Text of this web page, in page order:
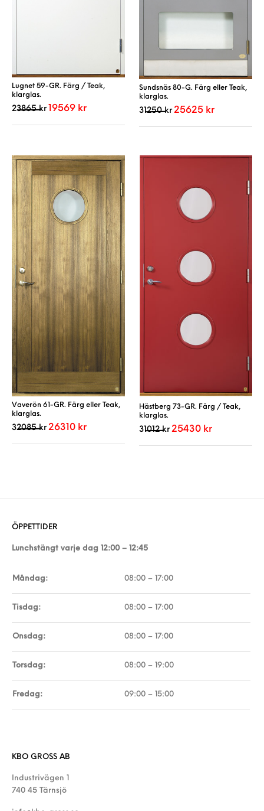
Lugnet 59-GR. Färg / Teak,
klarglas.
23865kr Det ursprungliga priset var: 23865 kr.
19569 krDet nuvarande priset är: 19569 kr.
Sundsnäs 80-G. Färg eller Teak,
klarglas.
31250kr Det ursprungliga priset
25625 krDet
Vaverön 61-GR. Färg eller Teak,
klarglas.
32085kr Det ursprungliga priset var: 32085 kr.
26310 krDet nuvarande priset är: 26310 kr.
Hästberg 73-GR. Färg / Teak,
klarglas.
31012kr Det ursprungliga priset var:
25430 krDet
ÖPPETTIDER
Lunchstängt varje dag 12:00 – 12:45
Måndag: 08:00 – 17:00
Tisdag: 08:00 – 17:00
Onsdag: 08:00 – 17:00
Torsdag: 08:00 – 19:00
Fredag: 09:00 – 15:00
KBO GROSS AB
Industrivägen 1
740 45 Tärnsjö